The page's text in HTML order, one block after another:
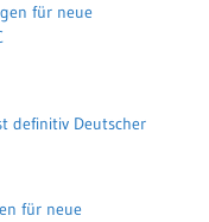
für neue
definitiv Deutscher
für neue